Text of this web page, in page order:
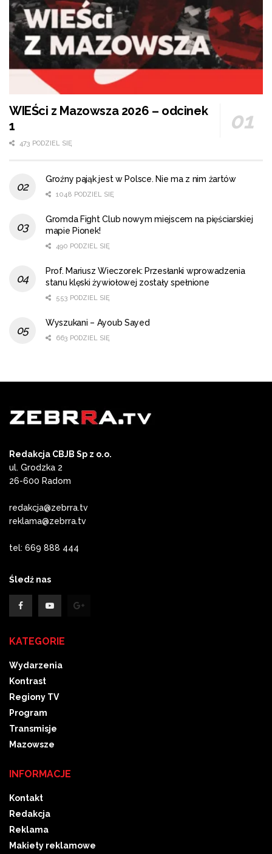
WIEŚci z Mazowsza 2026 – odcinek
1
473 PODZIEL SIĘ
Groźny pająk jest w Polsce. Nie ma z nim żartów
1048 PODZIEL SIĘ
Gromda Fight Club nowym miejscem na pięściarskiej
mapie Pionek!
490 PODZIEL SIĘ
Prof. Mariusz Wieczorek: Przesłanki wprowadzenia
stanu klęski żywiołowej zostały spełnione
553 PODZIEL SIĘ
Wyszukani – Ayoub Sayed
663 PODZIEL SIĘ
Redakcja CBJB Sp z o.o.
ul. Grodzka 2
26-600 Radom
redakcja@zebrra.tv
reklama@zebrra.tv
tel: 669 888 444
Śledź nas
KATEGORIE
Wydarzenia
Kontrast
Regiony TV
Program
Transmisje
Mazowsze
INFORMACJE
Kontakt
Redakcja
Reklama
Makiety reklamowe